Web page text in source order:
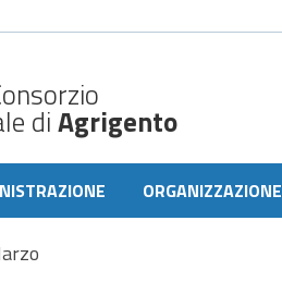
diAgrigento
ORGANIZZAZIONE